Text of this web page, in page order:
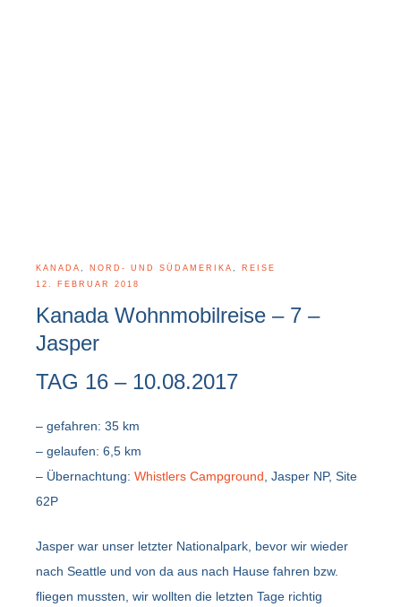
KANADA , NORD- UND SÜDAMERIKA , REISE
12. FEBRUAR 2018
Kanada Wohnmobilreise – 7 –
Jasper
TAG 16 – 10.08.2017
– gefahren: 35 km
– gelaufen: 6,5 km
– Übernachtung: Whistlers Campground , Jasper NP, Site
62P
Jasper war unser letzter Nationalpark, bevor wir wieder
nach Seattle und von da aus nach Hause fahren bzw.
fliegen mussten, wir wollten die letzten Tage richtig